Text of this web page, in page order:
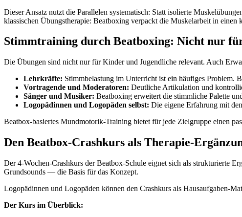
Dieser Ansatz nutzt die Parallelen systematisch: Statt isolierte
klassischen Übungstherapie: Beatboxing verpackt die Muskelarbeit in einen
Stimmtraining durch Beatboxing: Nicht nur
Die Übungen sind nicht nur für Kinder und Jugendliche relevant. Auch
Lehrkräfte: Stimmbelastung im Unterricht ist ein häufiges Problem.
Vortragende und Moderatoren: Deutliche Artikulation und
Sänger und Musiker: Beatboxing erweitert die stimmliche Palette
Logopädinnen und Logopäden selbst: Die eigene Erfahrung mit
Beatbox-basiertes Mundmotorik-Training bietet für jede Zielgruppe einen
Den Beatbox-Crashkurs als Therapie-
Der 4-Wochen-Crashkurs der Beatbox-Schule eignet sich als strukturierte
Grundsounds — die Basis für das Konzept.
Logopädinnen und Logopäden können den Crashkurs als Hausaufgaben-
Der Kurs im Überblick: